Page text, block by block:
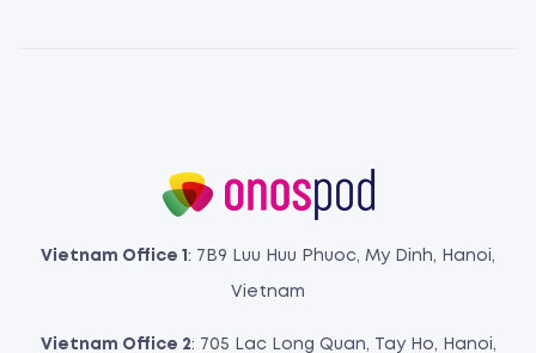
Vietnam Office 1 : 7B9 Luu Huu Phuoc, My Dinh, Hanoi,
Vietnam
Vietnam Office 2: 705 Lac Long Quan, Tay Ho, Hanoi,